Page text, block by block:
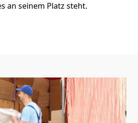
an seinem Platz steht.